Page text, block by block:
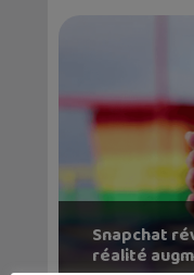
Snapchat
réalité